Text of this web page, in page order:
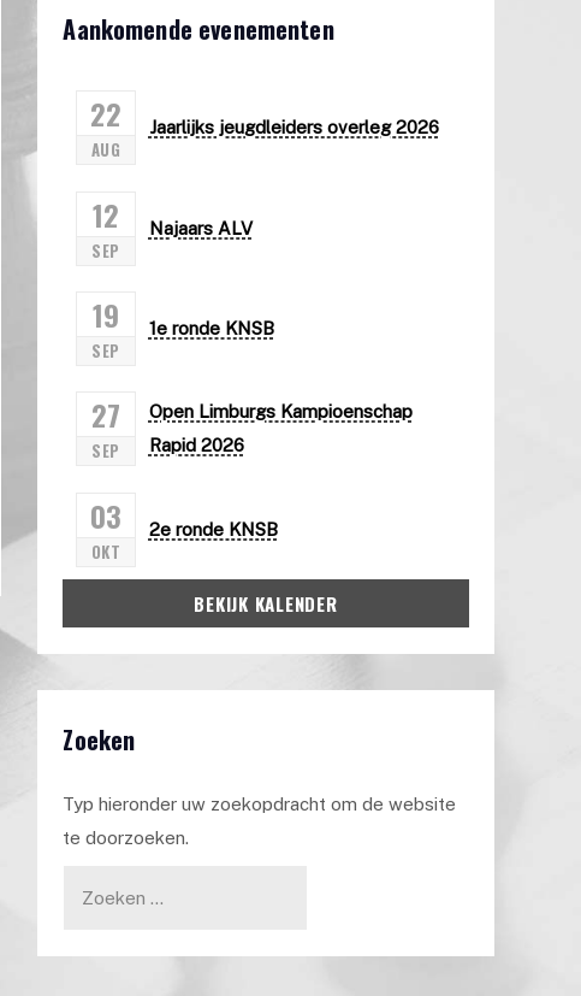
Aankomende evenementen
22
AUG
Jaarlijks jeugdleiders overleg 2026
12
SEP
Najaars ALV
19
SEP
1e ronde KNSB
27
SEP
Open Limburgs Kampioenschap
Rapid 2026
03
OKT
2e ronde KNSB
BEKIJK KALENDER
Zoeken
Typ hieronder uw zoekopdracht om de website
te doorzoeken.